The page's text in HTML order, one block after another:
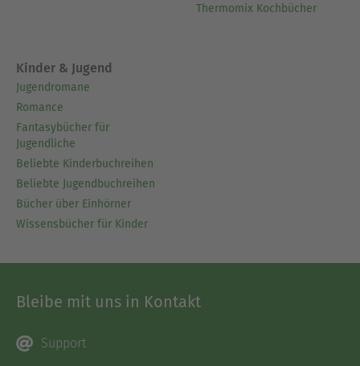
Thermomix Kochbücher
Kinder & Jugend
Jugendromane
Romance
Fantasybücher für
Jugendliche
Beliebte Kinderbuchreihen
Beliebte Jugendbuchreihen
Bücher über Einhörner
Wissensbücher für Kinder
Bleibe mit uns in Kontakt
Support